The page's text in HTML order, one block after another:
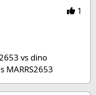
1
vs dino
MARRS2653